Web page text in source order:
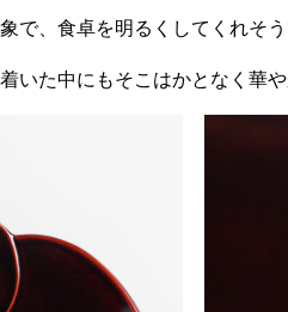
で、食卓を明るくしてくれそ
いた中にもそこはかとなく華